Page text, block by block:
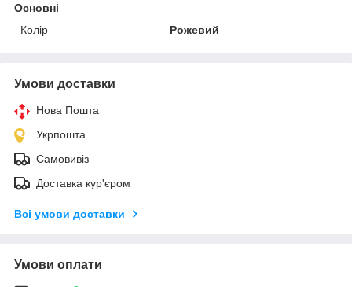
Основні
Колір
Рожевий
Умови доставки
Нова Пошта
Укрпошта
Самовивіз
Доставка кур'єром
Всі умови доставки
Умови оплати